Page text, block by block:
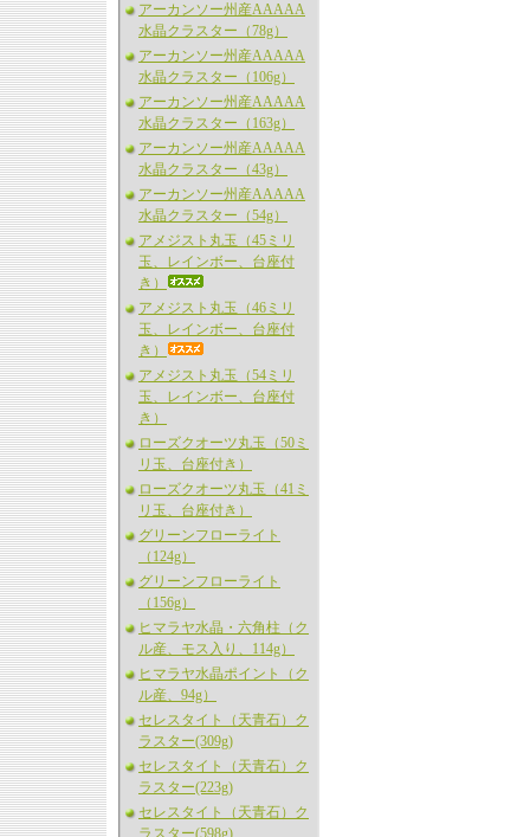
アーカンソー州産AAAAA
水晶クラスター（78g）
アーカンソー州産AAAAA
水晶クラスター（106g）
アーカンソー州産AAAAA
水晶クラスター（163g）
アーカンソー州産AAAAA
水晶クラスター（43g）
アーカンソー州産AAAAA
水晶クラスター（54g）
アメジスト丸玉（45ミリ
玉、レインボー、台座付
き）
アメジスト丸玉（46ミリ
玉、レインボー、台座付
き）
アメジスト丸玉（54ミリ
玉、レインボー、台座付
き）
ローズクオーツ丸玉（50ミ
リ玉、台座付き）
ローズクオーツ丸玉（41ミ
リ玉、台座付き）
グリーンフローライト
（124g）
グリーンフローライト
（156g）
ヒマラヤ水晶・六角柱（ク
ル産、モス入り、114g）
ヒマラヤ水晶ポイント（ク
ル産、94g）
セレスタイト（天青石）ク
ラスター(309g)
セレスタイト（天青石）ク
ラスター(223g)
セレスタイト（天青石）ク
ラスター(598g)